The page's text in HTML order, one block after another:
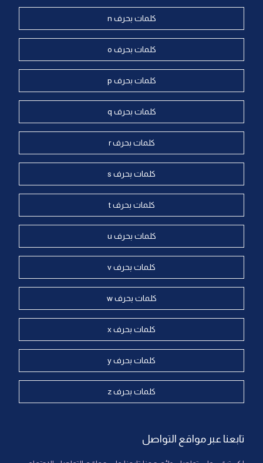
كلمات بحرف n
كلمات بحرف o
كلمات بحرف p
كلمات بحرف q
كلمات بحرف r
كلمات بحرف s
كلمات بحرف t
كلمات بحرف u
كلمات بحرف v
كلمات بحرف w
كلمات بحرف x
كلمات بحرف y
كلمات بحرف z
تابعنا عبر مواقع التواصل